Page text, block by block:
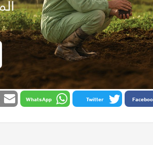
Twitter
WhatsApp